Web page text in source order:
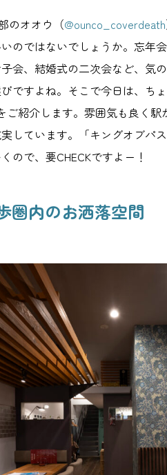
のオオウ（@ounco_coverdeath
のではないでしょうか。忘年
会、結婚式の二次会など、気
ですよね。そこで今日は、ち
ご紹介します。雰囲気も良く
しています。「キングオブパ
ので、要CHECKですよー！
圏内のお洒落空間